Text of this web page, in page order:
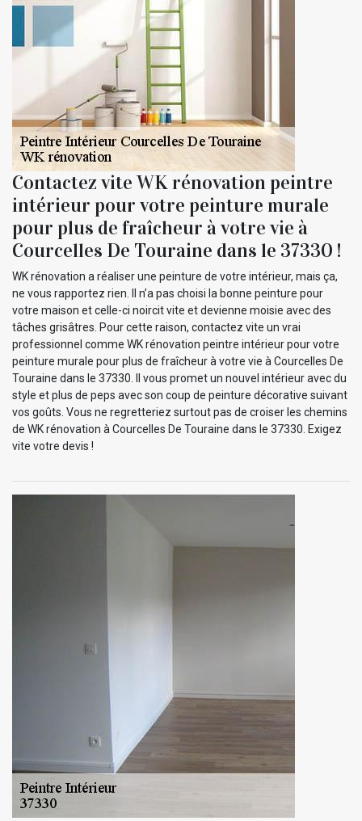
Contactez vite WK rénovation peintre
intérieur pour votre peinture murale
pour plus de fraîcheur à votre vie à
Courcelles De Touraine dans le 37330 !
WK rénovation a réaliser une peinture de votre intérieur, mais ça,
ne vous rapportez rien. Il n’a pas choisi la bonne peinture pour
votre maison et celle-ci noircit vite et devienne moisie avec des
tâches grisâtres. Pour cette raison, contactez vite un vrai
professionnel comme WK rénovation peintre intérieur pour votre
peinture murale pour plus de fraîcheur à votre vie à Courcelles De
Touraine dans le 37330. Il vous promet un nouvel intérieur avec du
style et plus de peps avec son coup de peinture décorative suivant
vos goûts. Vous ne regretteriez surtout pas de croiser les chemins
de WK rénovation à Courcelles De Touraine dans le 37330. Exigez
vite votre devis !